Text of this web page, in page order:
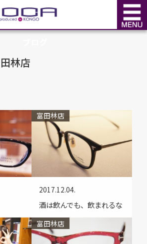
BLOG
林店
富田林店
2017.12.04.
酒は飲んでも、飲まれるな
富田林店